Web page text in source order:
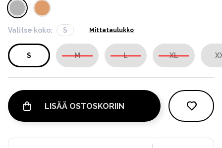
Valitse koko: S Mittataulukko
S M L XL
LISÄÄ OSTOSKORIIN